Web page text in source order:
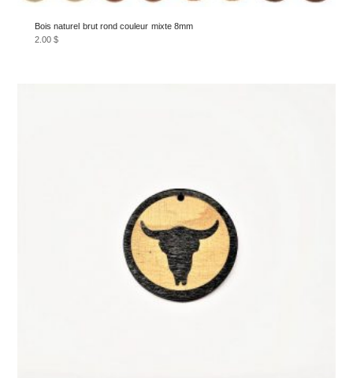
Bois naturel brut rond couleur mixte 8mm
2.00$